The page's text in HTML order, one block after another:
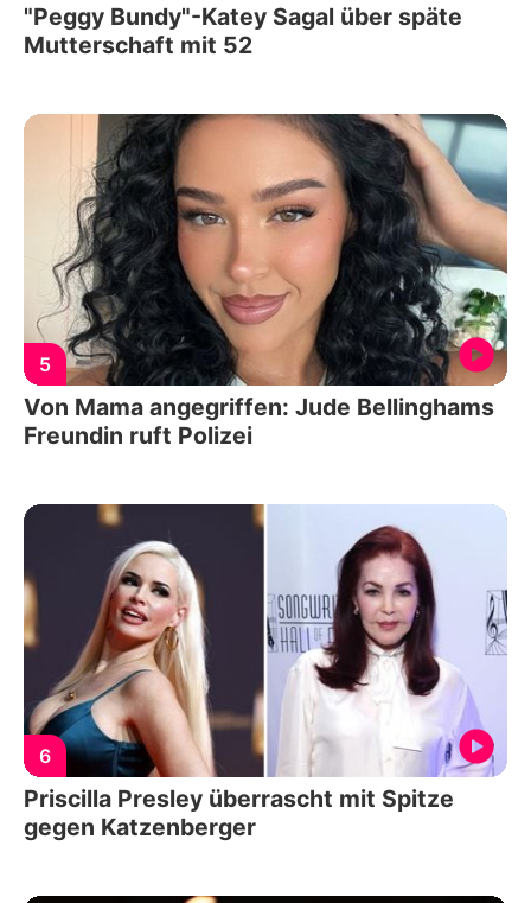
"Peggy Bundy"-Katey Sagal über späte
Mutterschaft mit 52
5
Von Mama angegriffen: Jude Bellinghams
Freundin ruft Polizei
6
Priscilla Presley überrascht mit Spitze
gegen Katzenberger